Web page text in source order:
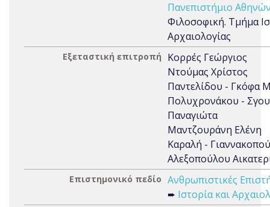
Πανεπιστήμιο
Φιλοσοφική. Τμήμα
Αρχαιολογίας
Εξεταστική επιτροπή
Κορρές Γεώργιος
Ντούμας Χρίστος
Παντελίδου - Γκόφα
Πολυχρονάκου -
Παναγιώτα
Μαντζουράνη Ελένη
Καραλή -
Αλεξοπούλου
Επιστημονικό πεδίο Ανθρωπιστικές
➨ Ιστορία και